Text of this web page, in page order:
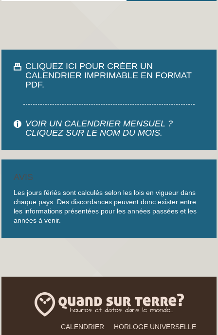
CLIQUEZ ICI POUR CRÉER UN
CALENDRIER IMPRIMABLE EN FORMAT
PDF.
VOIR UN CALENDRIER MENSUEL ?
CLIQUEZ SUR LE NOM DU MOIS.
AVIS
Les jours fériés sont calculés selon les lois en vigueur dans
chaque pays. Des discordances peuvent donc exister entre
les informations présentées pour les années passées et les
années à venir.
CALENDRIER
HORLOGE UNIVERSELLE